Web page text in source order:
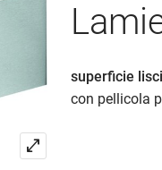
superficie
con pellicola